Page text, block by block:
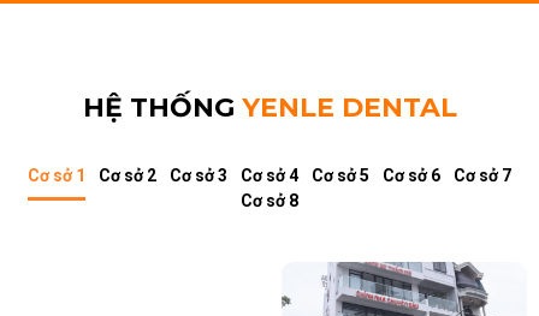
HỆ THỐNG YENLE DENTAL
Cơ sở 1 Cơ sở 2 Cơ sở 3 Cơ sở 4 Cơ sở 5 Cơ sở 6
Cơ sở 7
Cơ sở 8